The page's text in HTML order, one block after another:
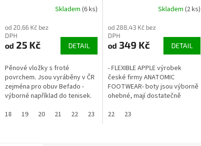
Skladem (6 ks)
od 20,66 Kč bez
DPH
od 25 Kč DETAIL
Pěnové vložky s froté
povrchem. Jsou vyráběny v ČR
zejména pro obuv Befado -
výborné například do tenisek.
lze dle potřeby zastřihnout -
18 19 20 21 22 23 24 25
Skladem (2 ks)
od 288,43 Kč bez
DPH
od 349 Kč DETAIL
- FLEXIBLE APPLE výrobek
české firmy ANATOMIC
FOOTWEAR- boty jsou výborně
ohebné, mají dostatečně
krytá špička a pata, odolné
22 23